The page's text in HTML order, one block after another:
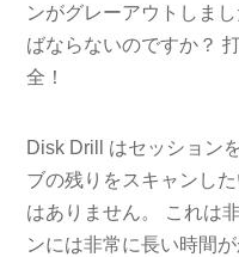
ンがグレーアウトしま
ばならないのですか？
全！
Disk Drill はセッション
ブの残りをスキャンし
はありません。 これは
ンには非常に長い時間